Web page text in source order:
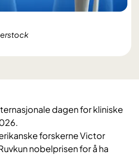
dagen for kliniske
forskerne Victor
nobelprisen for å ha